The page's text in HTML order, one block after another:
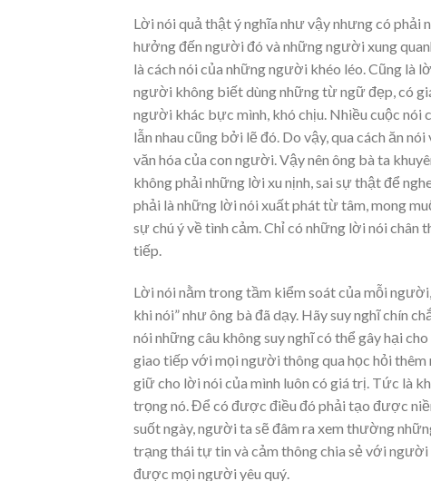
Lời nói quả thật ý nghĩa như vậy nhưng có phải
hưởng đến người đó và những người xung
là cách nói của những người khéo léo. Cũng là
người không biết dùng những từ ngữ đẹp, có
người khác bực mình, khó chịu. Nhiều cuộc nói
lẫn nhau cũng bởi lẽ đó. Do vậy, qua cách ăn
văn hóa của con người. Vậy nên ông bà ta
không phải những lời xu nịnh, sai sự thật để
phải là những lời nói xuất phát từ tâm, mong
sự chú ý về tình cảm. Chỉ có những lời nói
tiếp.
Lời nói nằm trong tầm kiểm soát của mỗi
khi nói” như ông bà đã dạy. Hãy suy nghĩ chín
nói những câu không suy nghĩ có thể gây hại
giao tiếp với mọi người thông qua học hỏi
giữ cho lời nói của mình luôn có giá trị. Tức là
trọng nó. Để có được điều đó phải tạo được
suốt ngày, người ta sẽ đâm ra xem thường
trạng thái tự tin và cảm thông chia sẻ với
được mọi người yêu quý.